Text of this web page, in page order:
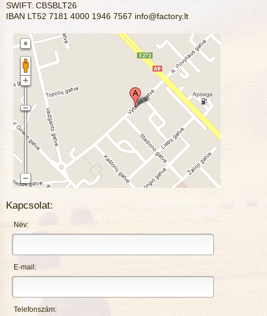
SWIFT: CBSBLT26
IBAN LT52 7181 4000 1946 7567 info@factory.lt
Kapcsolat:
Név:
E-mail:
Telefonszám: